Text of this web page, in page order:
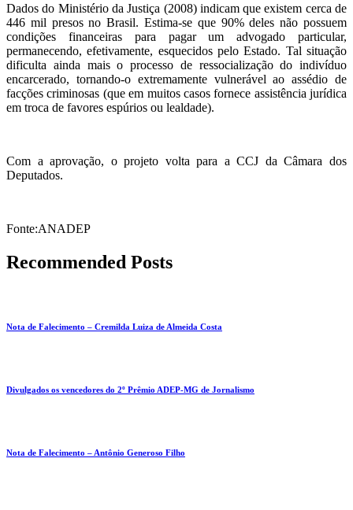
Dados do Ministério da Justiça (2008) indicam que existem cerca de
446 mil presos no Brasil. Estima-se que 90% deles não possuem
condições financeiras para pagar um advogado particular,
permanecendo, efetivamente, esquecidos pelo Estado. Tal situação
dificulta ainda mais o processo de ressocialização do indivíduo
encarcerado, tornando-o extremamente vulnerável ao assédio de
facções criminosas (que em muitos casos fornece assistência jurídica
em troca de favores espúrios ou lealdade).
Com a aprovação, o projeto volta para a CCJ da Câmara dos
Deputados.
Fonte:ANADEP
Recommended Posts
Nota de Falecimento – Cremilda Luiza de Almeida Costa
Divulgados os vencedores do 2º Prêmio ADEP-MG de Jornalismo
Nota de Falecimento – Antônio Generoso Filho